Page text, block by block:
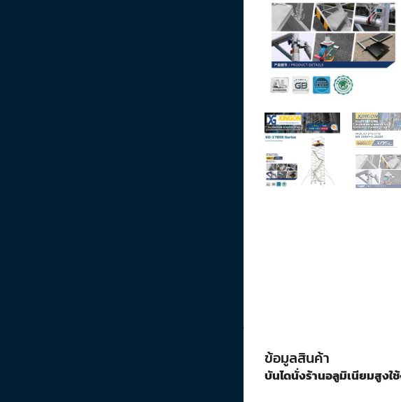
ข้อมูลสินค้า
บันไดนั่งร้านอลูมิเนียมสูงใช้